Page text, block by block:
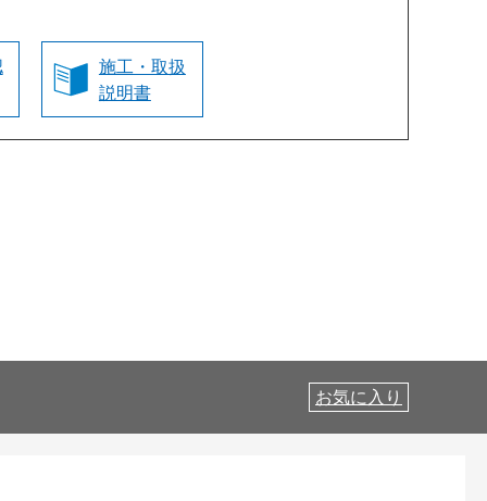
施工・取扱
説明書
お気に入り